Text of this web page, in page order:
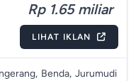
Rp 1.65 miliar
LIHAT IKLAN
Benda, Jurumudi